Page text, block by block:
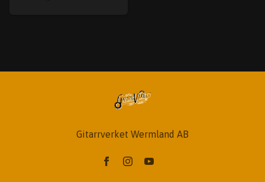
Gitarrverket Wermland AB